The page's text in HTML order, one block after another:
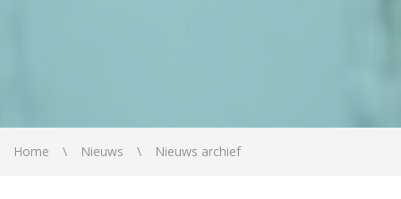
Home Nieuws Nieuws archief